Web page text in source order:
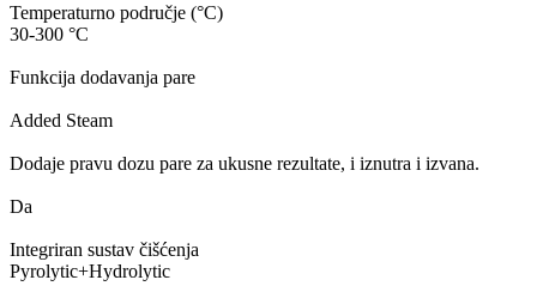
Temperaturno područje (°C)
30-300 °C
Funkcija dodavanja pare
Added Steam
Dodaje pravu dozu pare za ukusne rezultate, i iznutra i izvana.
Da
Integriran sustav čišćenja
Pyrolytic+Hydrolytic